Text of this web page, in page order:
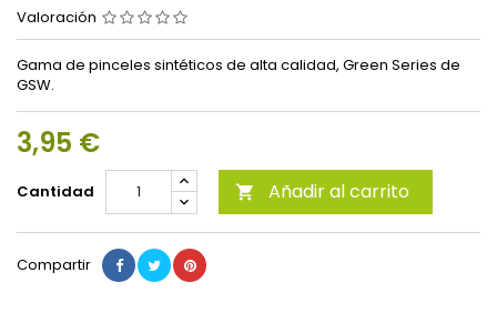
Valoración
Gama de pinceles sintéticos de alta calidad, Green Series de
GSW.
3,95 €
Cantidad  Añadir al carrito
Compartir